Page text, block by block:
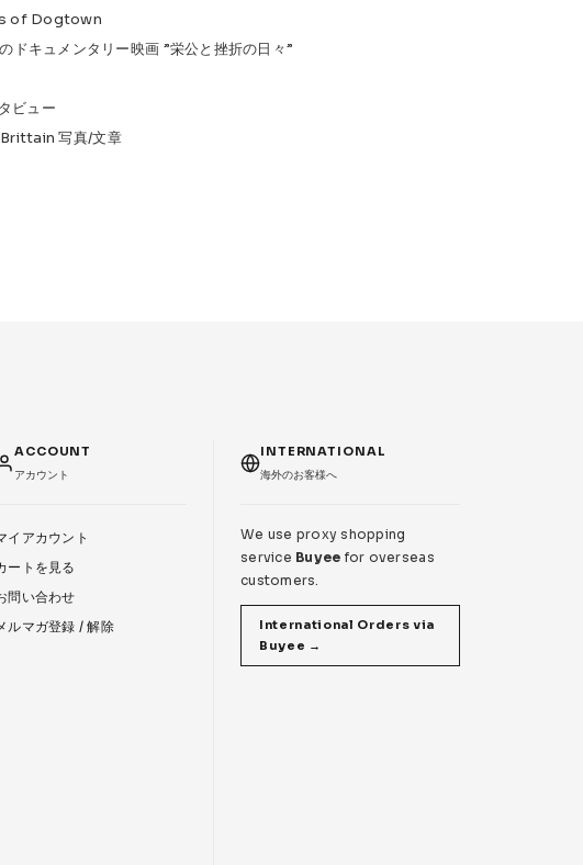
of Dogtown
キュメンタリー映画 ”栄公と挫折の日々”
ビュー
写真/文章
ACCOUNT
アカウント
イアカウント
ートを見る
問い合わせ
ルマガ登録 / 解除
INTERNATIONAL
海外のお客様へ
We use proxy shopping
service Buyee for overseas
customers.
International Orders via
Buyee →